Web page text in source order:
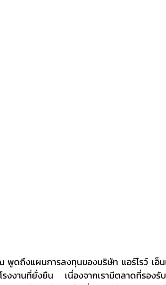
รงงานที่ยั่งยืน เนื่องจากเรามีตลาดที่รองรั